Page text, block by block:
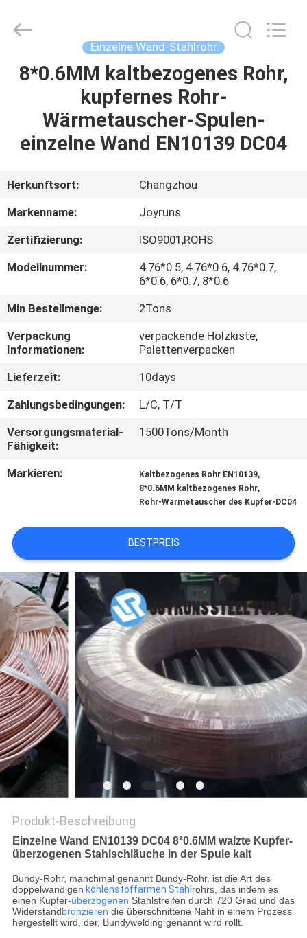
HAUS
PRODUKTE
US
AUSFLUG
TRETEN
MIT
UNS
IN
VERBINDUNG
SIE
EIN
ZITAT
SEITENVERZEICHNIS
DATENSCHUTZ-
BESTIMMUNGEN
Tube
Reserved.
Einzelne Wand-Stahlrohr
8*0.6MM kaltbezogenes Rohr,
kupfernes Rohr-
Wärmetauscher-Spulen-
einzelne Wand EN10139 DC04
Herkunftsort:
Changzhou
Markenname:
Joyruns
Zertifizierung:
ISO9001,ROHS
Modellnummer:
4.76*0.5, 4.76*0.6, 4.76*0.7,
6*0.6, 6*0.7, 8*0.6
Min Bestellmenge:
2Tons
Verpackung
Informationen:
verpackende Holzkiste,
Palettenverpacken
Lieferzeit:
10days
Zahlungsbedingungen:
L/C, T/T
Versorgungsmaterial-
Fähigkeit:
1500Tons/Month
Markieren: Kaltbezogenes Rohr EN10139,
8*0.6MM kaltbezogenes Rohr,
Rohr-Wärmetauscher des Kupfer-DC04
BESTPREIS
Produkt-Beschreibung
Einzelne Wand EN10139 DC04 8*0.6MM walzte Kupfer-
überzogenen Stahlschläuche in der Spule kalt
Bundy-Rohr, manchmal genannt Bundy-Rohr, ist die Art des
doppelwandigen kohlenstoffarmen Stahl rohrs, das indem es
einen Kupfer-überzogenen Stahlstreifen durch 720 Grad und das
Widerstandbronzieren die überschnittene Naht in einem Prozess
hergestellt wird, der, Bundywelding genannt wird rollt.